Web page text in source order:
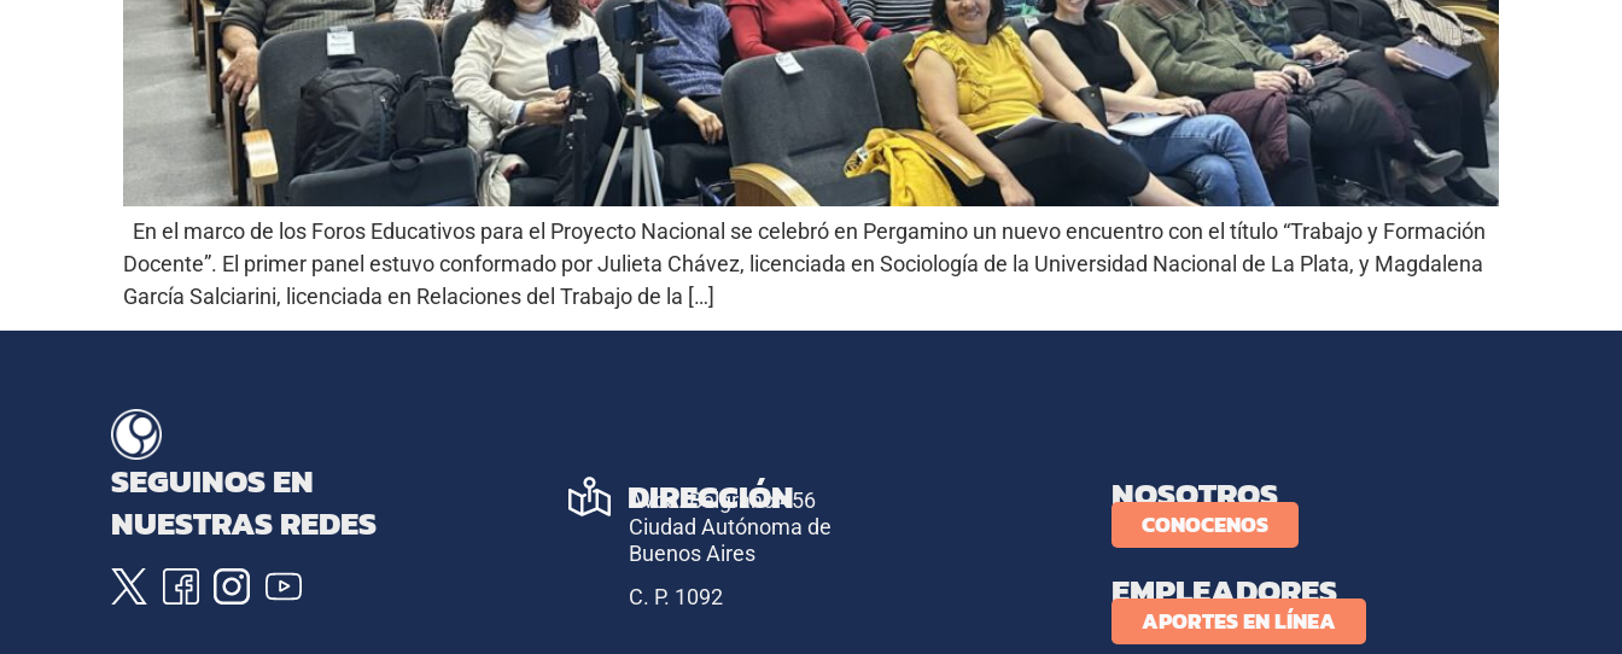
En el marco de los Foros Educativos para el Proyecto Nacional se celebró en Pergamino un nuevo encuentro con el título “Trabajo y Formación
Docente”. El primer panel estuvo conformado por Julieta Chávez, licenciada en Sociología de la Universidad Nacional de La Plata, y Magdalena
García Salciarini, licenciada en Relaciones del Trabajo de la […]
SEGUINOS EN
NUESTRAS REDES
DIRECCIÓN
Avda. Belgrano 456
Ciudad Autónoma de
Buenos Aires
C. P. 1092
NOSOTROS
CONOCENOS
EMPLEADORES
APORTES EN LÍNEA